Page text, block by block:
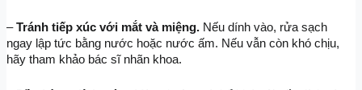
– Tránh tiếp xúc với mắt và miệng. Nếu dính vào, rửa sạch
ngay lập tức bằng nước hoặc nước ấm. Nếu vẫn còn khó chịu,
hãy tham khảo bác sĩ nhãn khoa.